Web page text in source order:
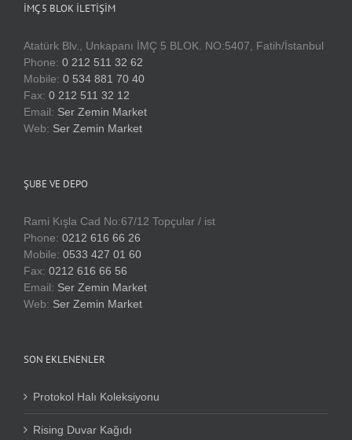
İMÇ 5 BLOK İLETIŞIM
Atatürk Blv., Unkapanı İMÇ 5 BLOK. NO:5407, Fatih/İstanbul
Phone: 0 212 511 32 62
Mobile: 0 534 881 70 40
Fax: 0 212 511 32 12
Email: Ser Zemin Market
Web: Ser Zemin Market
ŞUBE VE DEPO
Rami Kışla Cad No:67/12 Topçular / ist
Phone: 0212 616 66 26
Mobile: 0533 427 01 60
Fax: 0212 616 66 56
Email: Ser Zemin Market
Web: Ser Zemin Market
SON EKLENENLER
Protokol Halı Koleksiyonu
Rising Duvar Kağıdı